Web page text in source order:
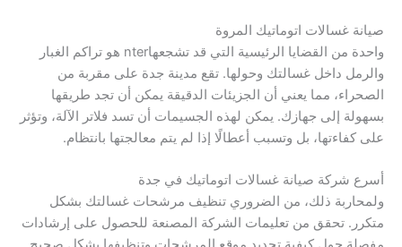
صيانة غسالات اتوماتيك المروة
واحدة من القضايا الرئيسية التي قد تشجعهاnter هو تراكم الغبار
والرمل داخل غسالتك وحولها. تقع مدينة جدة على مقربة من
الصحراء، مما يعني أن الجزيئات الدقيقة يمكن أن تجد طريقها
بسهولة إلى جهازك. يمكن لهذه الجسيمات أن تسد فلاتر الآلة، وتؤثر
على كفاءتها، بل وتسبب أعطالًا إذا لم يتم معالجتها بانتظام.
أسرع شركة صيانة غسالات اتوماتيك في جدة
ولمحاربة ذلك، من الضروري تنظيف مرشحات غسالتك بشكل
متكرر. تحقق من تعليمات الشركة المصنعة للحصول على إرشادات